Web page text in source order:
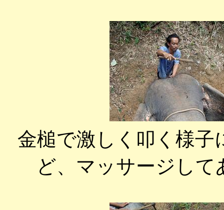
金槌で激しく叩く様
ど、マッサージし